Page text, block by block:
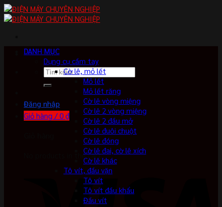
Skip
to
Tìm
kiếm:
Đăng nhập
Giỏ hàng /0 ₫
No products in the cart.
DANH MỤC
Dụng cụ cầm tay
Cờ lê, mỏ lết
Mỏ lết
Mỏ lết răng
Cờ lê vòng miệng
Cờ lê 2 vòng miệng
Cờ lê 2 đầu mở
Cờ lê đuôi chuột
Cờ lê đóng
Cờ lê đai, cờ lê xích
Cờ lê khác
Tô vít, đầu vặn
Tô vít
Tô vít đầu khẩu
Đầu vít